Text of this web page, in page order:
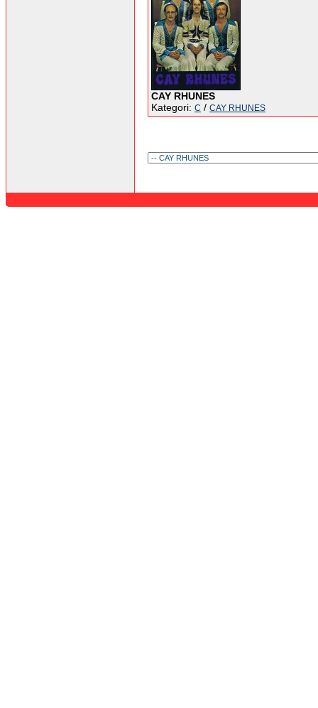
CAY RHUNES
Kategori: C / CAY RHUNES